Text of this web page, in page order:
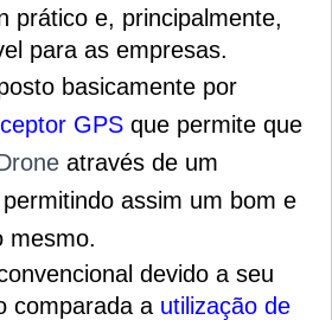
prático e, principalmente,
para as empresas.
basicamente por
GPS que permite que
através de um
assim um bom e
mesmo.
devido a seu
comparada a utilização de